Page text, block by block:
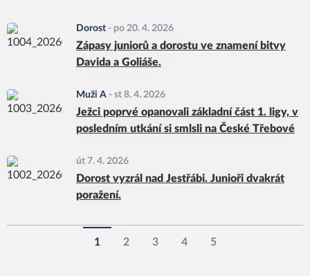
Dorost - po 20. 4. 2026
Zápasy juniorů a dorostu ve znamení bitvy
Davida a Goliáše.
Muži A - st 8. 4. 2026
Ježci poprvé opanovali základní část 1. ligy, v
posledním utkání si smlsli na České Třebové
út 7. 4. 2026
Dorost vyzrál nad Jestřábi. Junioři dvakrát
poražení.
1 2 3 4 5